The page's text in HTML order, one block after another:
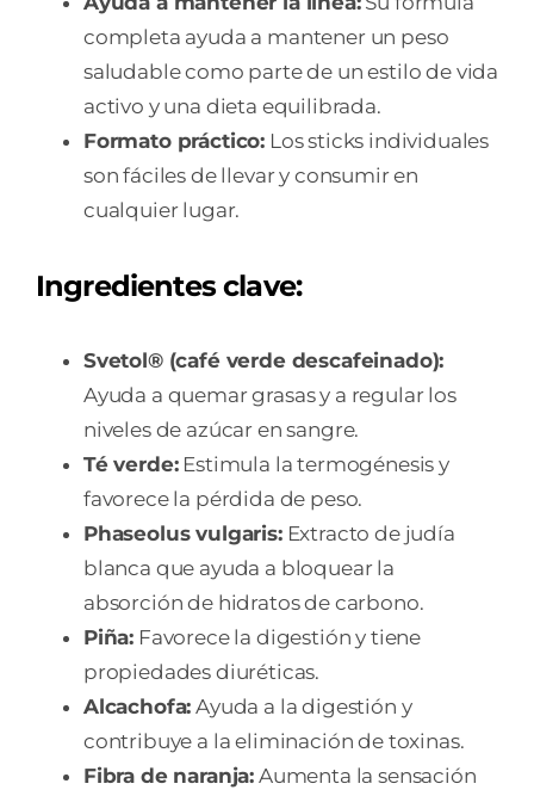
completa ayuda a mantener un peso
saludable como parte de un estilo de vida
activo y una dieta equilibrada.
Formato práctico: Los sticks individuales
son fáciles de llevar y consumir en
cualquier lugar.
Ingredientes clave:
Svetol® (café verde descafeinado):
Ayuda a quemar grasas y a regular los
niveles de azúcar en sangre.
Té verde:Estimula la termogénesis y
favorece la pérdida de peso.
Phaseolus vulgaris:Extracto de judía
blanca que ayuda a bloquear la
absorción de hidratos de carbono.
Piña: Favorece la digestión y tiene
propiedades diuréticas.
Alcachofa: Ayuda a la digestión y
contribuye a la eliminación de toxinas.
Fibra de naranja: Aumenta la sensación